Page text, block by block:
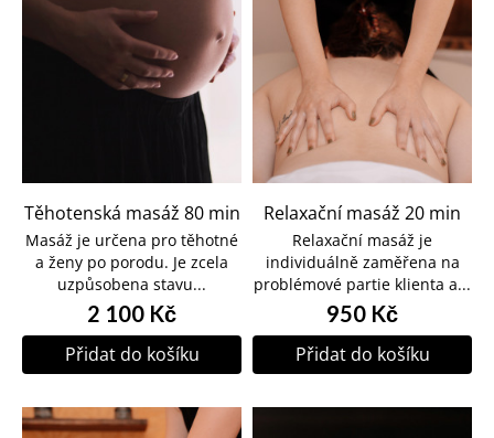
Těhotenská masáž 80 min
Masáž je určena pro těhotné
a ženy po porodu. Je zcela
uzpůsobena stavu...
2 100 Kč
Přidat do košíku
Relaxační masáž 20 min
Relaxační masáž je
individuálně zaměřena na
problémové partie klienta a...
950 Kč
Přidat do košíku